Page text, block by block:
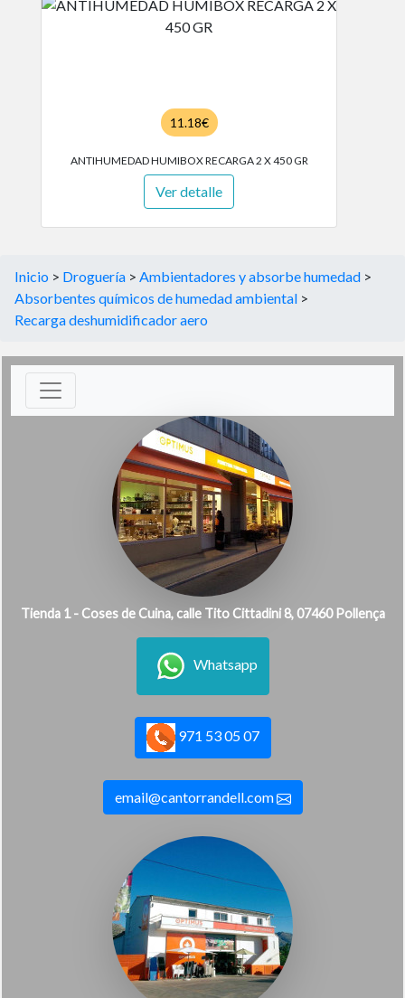
11.18€
ANTIHUMEDAD HUMIBOX RECARGA 2 X 450 GR
Ver detalle
Inicio > Droguería > Ambientadores y absorbe humedad >
Absorbentes químicos de humedad ambiental >
Recarga deshumidificador aero
Tienda 1 - Coses de Cuina, calle Tito Cittadini 8, 07460 Pollença
Whatsapp
971 53 05 07
email@cantorrandell.com